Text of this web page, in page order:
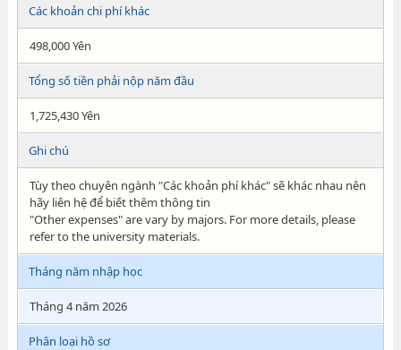
Các khoản chi phí khác
498,000 Yên
Tổng số tiền phải nộp năm đầu
1,725,430 Yên
Ghi chú
Tùy theo chuyên ngành "Các khoản phí khác" sẽ khác nhau nên
hãy liên hệ để biết thêm thông tin
"Other expenses" are vary by majors. For more details, please
refer to the university materials.
Tháng năm nhập học
Tháng 4 năm 2026
Phân loại hồ sơ